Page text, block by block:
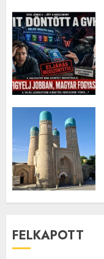
FELKAPOTT